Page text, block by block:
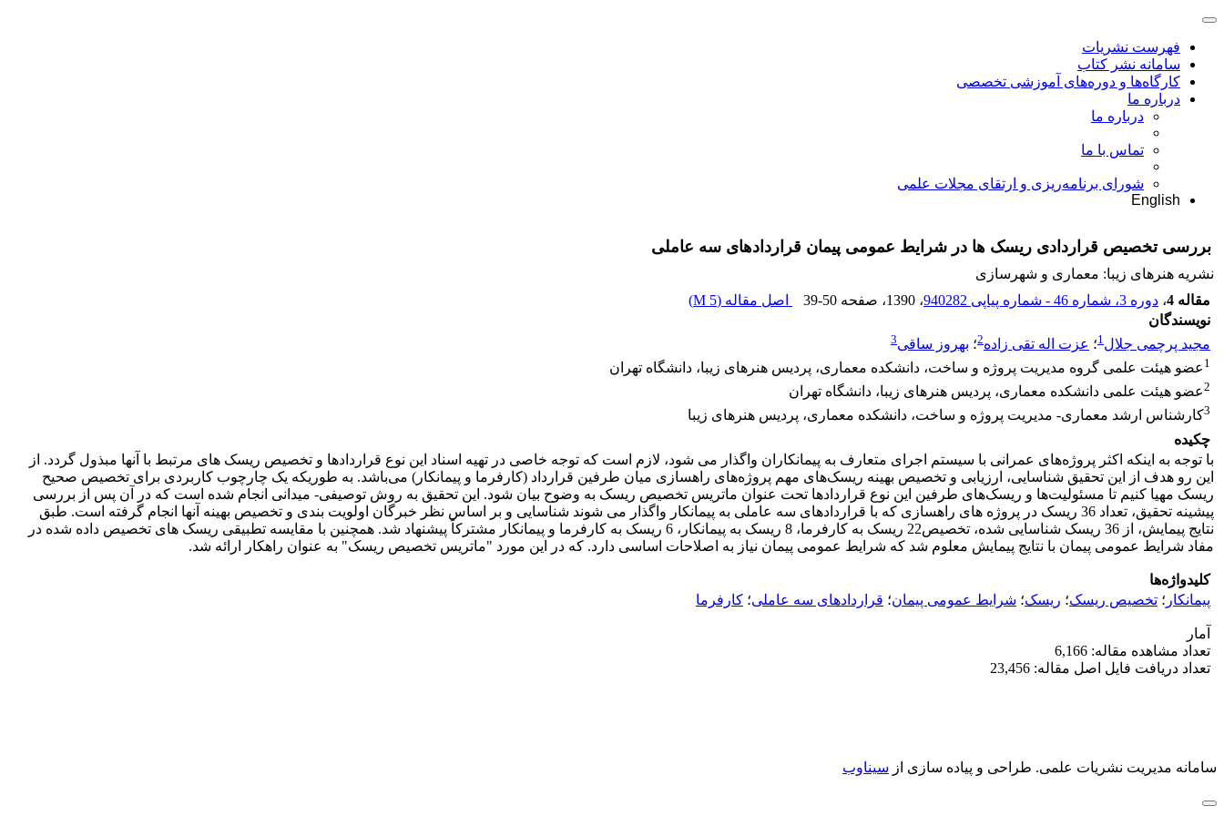
فهرست نشریات
سامانه نشر کتاب
کارگاه‌ها و دوره‌های آموزشی تخصصی
درباره ما
درباره ما
تماس با ما
شورای برنامه‌ریزی و ارتقای مجلات علمی
English
بررسی تخصیص قراردادی ریسک ها در شرایط عمومی پیمان قراردادهای سه عاملی
نشریه هنرهای زیبا: معماری و شهرسازی
مقاله 4
، دوره 3، شماره 46 - شماره پیاپی 940282 ، 1390 ، صفحه 39-50 اصل مقاله (5 M
)
نویسندگان
مجید پرچمی جلال1؛ عزت اله تقی زاده2؛ بهروز ساقی3
1 عضو هیئت علمی گروه مدیریت پروژه و ساخت، دانشکده معماری، پردیس هنرهای زیبا، دانشگاه تهران
2عضو هیئت علمی دانشکده معماری، پردیس هنرهای زیبا، دانشگاه تهران
3کارشناس ارشد معماری- مدیریت پروژه و ساخت، دانشکده معماری، پردیس هنرهای زیبا
چکیده
با توجه به اینکه اکثر پروژه‌های عمرانی با سیستم اجرای متعارف به پیمانکاران واگذار می شود، لازم است که توجه خاصی در تهیه اسناد این نوع قراردادها و تخصیص ریسک های مرتبط با آنها مبذول گردد. از
این رو هدف از این تحقیق شناسایی، ارزیابی و تخصیص بهینه ریسک‌های مهم پروژه‌های راهسازی میان طرفین قرارداد (کارفرما و پیمانکار) می‌باشد. به طوریکه یک چارچوب کاربردی برای تخصیص صحیح
ریسک مهیا کنیم تا مسئولیت‌ها و ریسک‌های طرفین این نوع قراردادها تحت عنوان ماتریس تخصیص ریسک به وضوح بیان شود. این تحقیق به روش توصیفی- میدانی انجام شده است که در آن پس از بررسی
پیشینه تحقیق، تعداد 36 ریسک در پروژه های راهسازی که با قراردادهای سه عاملی به پیمانکار واگذار می شوند شناسایی و بر اساس نظر خبرگان اولویت بندی و تخصیص بهینه آنها انجام گرفته است. طبق
نتایج پیمایش، از 36 ریسک شناسایی شده، تخصیص22 ریسک به کارفرما، 8 ریسک به پیمانکار، 6 ریسک به کارفرما و پیمانکار مشترکاً پیشنهاد شد. همچنین با مقایسه تطبیقی ریسک های تخصیص داده شده در
مفاد شرایط عمومی پیمان با نتایج پیمایش معلوم شد که شرایط عمومی پیمان نیاز به اصلاحات اساسی دارد. که در این مورد "ماتریس تخصیص ریسک" به عنوان راهکار ارائه شد.
کلیدواژه‌ها
پیمانکار ؛ تخصیص ریسک؛ ریسک؛ شرایط عمومی پیمان؛ قراردادهای سه عاملی؛ کارفرما
آمار
تعداد مشاهده مقاله: 6,166
تعداد دریافت فایل اصل مقاله: 23,456
سامانه مدیریت نشریات علمی. طراحی و پیاده سازی از سیناوب